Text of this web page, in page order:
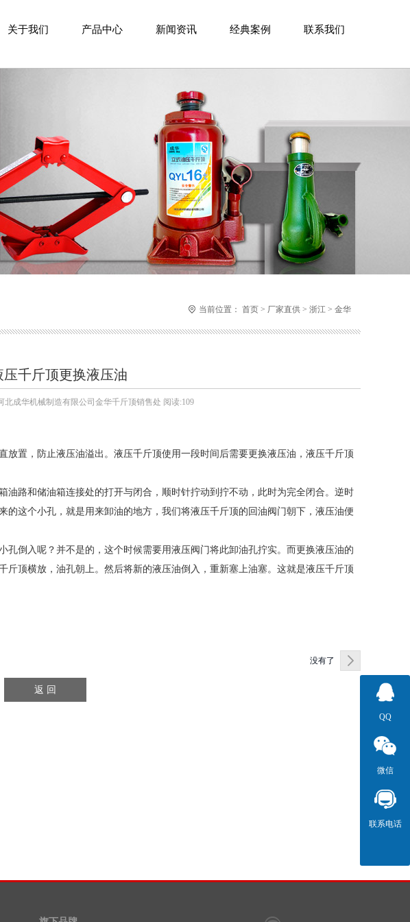
关于我们 产品中心 新闻资讯 经典案例 联系我们
当前位置： 首页 > 厂家直供 > 浙江 > 金华
压千斤顶更换液压油
北成华机械制造有限公司金华千斤顶销售处 阅读:109
放置，防止液压油溢出。液压千斤顶使用一段时间后需要更换液压油，液压千斤顶
油路和储油箱连接处的打开与闭合，顺时针拧动到拧不动，此时为完全闭合。逆时
这个小孔，就是用来卸油的地方，我们将液压千斤顶的回油阀门朝下，液压油便
孔倒入呢？并不是的，这个时候需要用液压阀门将此卸油孔拧实。而更换液压油的
顶横放，油孔朝上。然后将新的液压油倒入，重新塞上油塞。这就是液压千斤顶
没有了
返 回
QQ
微信
联系电话